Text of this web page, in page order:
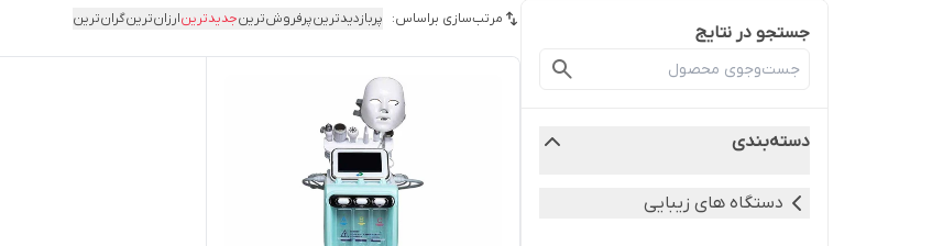
جستجو در نتایج
دسته‌بندی
دستگاه های زیبایی
مرتب‌سازی براساس: پربازدیدترینپرفروش‌ترینجدیدترینارزان‌ترینگران‌ترین